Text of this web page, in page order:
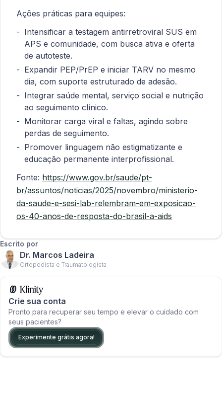
Ações práticas para equipes:
Intensificar a testagem antirretroviral SUS em
APS e comunidade, com busca ativa e oferta
de autoteste.
Expandir PEP/PrEP e iniciar TARV no mesmo
dia, com suporte estruturado de adesão.
Integrar saúde mental, serviço social e nutrição
ao seguimento clínico.
Monitorar carga viral e faltas, agindo sobre
perdas de seguimento.
Promover linguagem não estigmatizante e
educação permanente interprofissional.
Fonte: https://www.gov.br/saude/pt-
br/assuntos/noticias/2025/novembro/ministerio-
da-saude-e-sesi-lab-relembram-em-exposicao-
os-40-anos-de-resposta-do-brasil-a-aids
Escrito por
Dr. Marcos Ladeira
Ortopedista e Traumatologista
Crie sua conta
Pronto para recuperar seu tempo e elevar o cuidado com
seus pacientes?
Experimente grátis agora!